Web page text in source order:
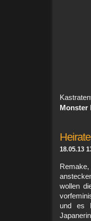
Monster
18.05.13
wollen
und es